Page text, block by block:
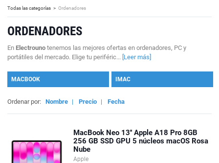
Todas las categorías Ordenadores
ORDENADORES
En Electrouno tenemos las mejores ofertas en ordenadores, PC y
portátiles del mercado. Elige tu periféric... [Leer más]
MACBOOK IMAC
Ordenar por: Nombre | Precio | Fecha
MacBook Neo 13'' Apple A18 Pro 8GB
256 GB SSD GPU 5 núcleos macOS Rosa
Nube
Apple